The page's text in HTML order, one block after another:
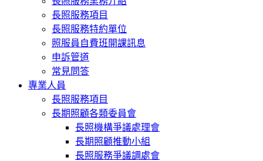
長照服務項目
長照服務特約單位
照服員自費班開課訊息
申訴管道
常見問答
專業人員
長照服務項目
長期照顧各類委員會
長照機構爭議處理會
長期照顧推動小組
長照服務爭議調處會